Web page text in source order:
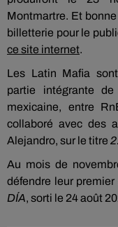
Montmartre. Et bonne
billetterie pour le
ce site internet.
Les Latin Mafia
partie intégrante
mexicaine, entre
collaboré avec des
Alejandro, sur le titre
Au mois de
défendre leur premier
DÍA, sorti le 24 août